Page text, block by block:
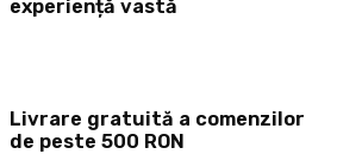
experiență vastă
Livrare gratuită a comenzilor
de peste 500 RON